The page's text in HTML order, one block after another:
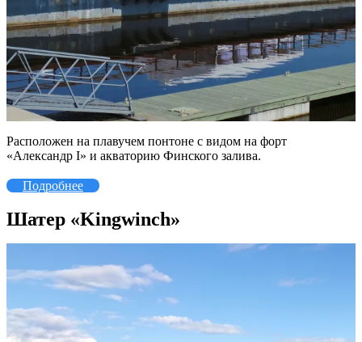
Расположен на плавучем понтоне с видом на форт
«Александр I» и акваторию Финского залива.
Подробнее
Шатер «Kingwinch»